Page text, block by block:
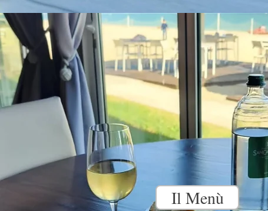
Il Menù